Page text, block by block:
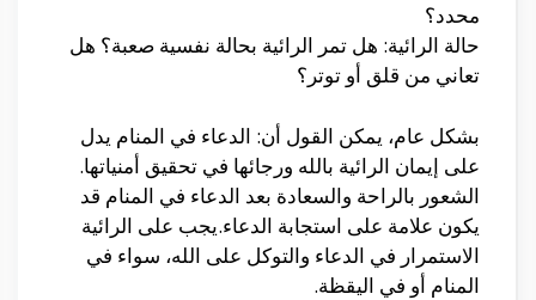
محدد؟
حالة الرائية: هل تمر الرائية بحالة نفسية صعبة؟ هل
تعاني من قلق أو توتر؟
بشكل عام، يمكن القول أن: الدعاء في المنام يدل
على إيمان الرائية بالله ورجائها في تحقيق أمنياتها.
الشعور بالراحة والسعادة بعد الدعاء في المنام قد
يكون علامة على استجابة الدعاء.يجب على الرائية
الاستمرار في الدعاء والتوكل على الله، سواء في
المنام أو في اليقظة.